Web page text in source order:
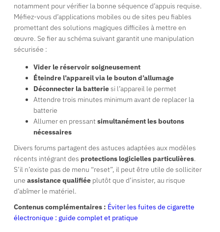
notamment pour vérifier la bonne séquence d’appuis requise.
Méfiez-vous d’applications mobiles ou de sites peu fiables
promettant des solutions magiques difficiles à mettre en
œuvre. Se fier au schéma suivant garantit une manipulation
sécurisée :
Vider le réservoir soigneusement
Éteindre l’appareil via le bouton d’allumage
Déconnecter la batteriesi l’appareil le permet
Attendre trois minutes minimum avant de replacer la
batterie
Allumer en pressant simultanément les boutons
nécessaires
Divers forums partagent des astuces adaptées aux modèles
récents intégrant des protections logicielles particulières.
S’il n’existe pas de menu “reset”, il peut être utile de solliciter
une assistance qualifiée plutôt que d’insister, au risque
d’abîmer le matériel.
Contenus complémentaires : Éviter les fuites de cigarette
électronique : guide complet et pratique